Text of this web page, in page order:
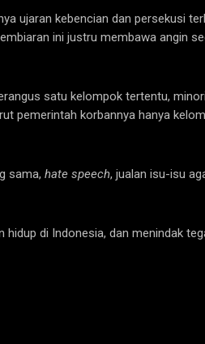
ujaran kebencian dan persekusi
ini justru membawa angin
satu kelompok tertentu,
pemerintah korbannya hanya
sama, hate speech, jualan isu-isu
di Indonesia, dan menindak